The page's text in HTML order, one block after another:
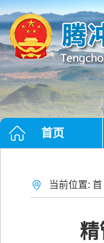
首页
当前位置: 首
精